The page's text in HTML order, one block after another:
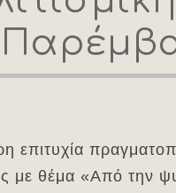
επιτυχία
με θέμα «Από την